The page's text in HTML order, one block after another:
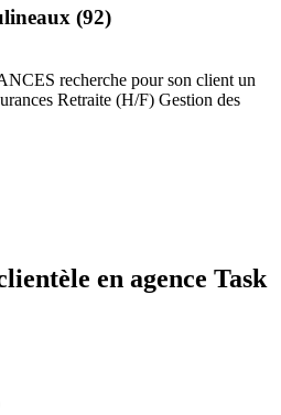
(92)
recherche pour son client un
Retraite (H/F) Gestion des
en agence Task